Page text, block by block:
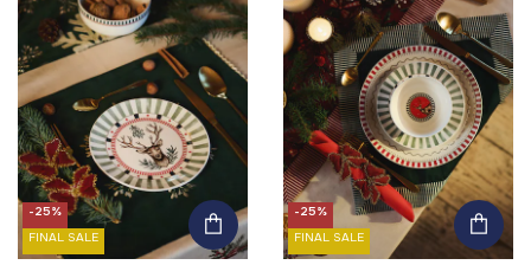
-25%
FINAL SALE
-25%
FINAL SALE